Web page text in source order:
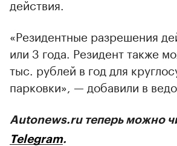
действия.
«Резидентные разрешения
или 3 года. Резидент также
тыс. рублей в год для
парковки», — добавили в
Autonews.ru теперь можно
Telegram.